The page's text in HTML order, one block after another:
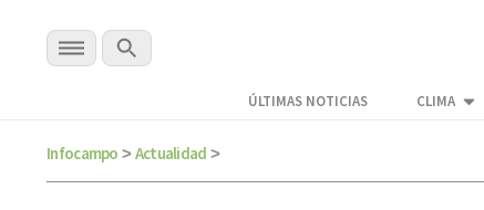
ÚLTIMAS NOTICIAS CLIMA
Infocampo > Actualidad >